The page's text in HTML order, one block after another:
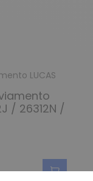
LUCAS
/ 26312N /